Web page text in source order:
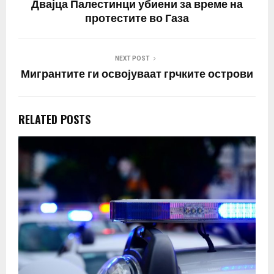
регистрирана…
Двајца Палестинци убиени за време на
протестите во Газа
NEXT POST
Мигрантите ги освојуваат грчките острови
RELATED POSTS